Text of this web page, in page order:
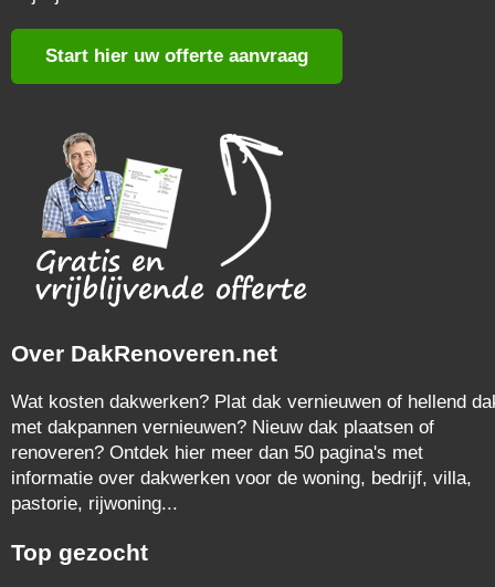
Start hier uw offerte aanvraag
Over DakRenoveren.net
Wat kosten dakwerken? Plat dak vernieuwen of hellend
met dakpannen vernieuwen? Nieuw dak plaatsen of
renoveren? Ontdek hier meer dan 50 pagina's met
informatie over dakwerken voor de woning, bedrijf, villa,
pastorie, rijwoning...
Top gezocht